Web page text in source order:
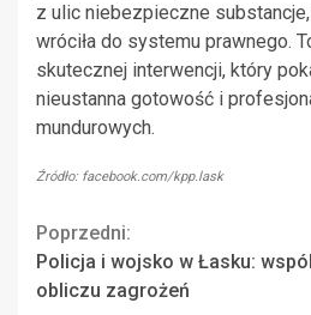
z ulic niebezpieczne
wróciła do systemu prawnego.
skutecznej interwencji, który
nieustanna gotowość i
mundurowych.
Źródło: facebook.com/kpp.lask
Continue
Reading
Poprzedni:
Policja i wojsko w Łasku:
obliczu zagrożeń